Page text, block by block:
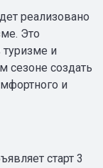
реализовано
Это
и
сезоне создать
и
старт 3